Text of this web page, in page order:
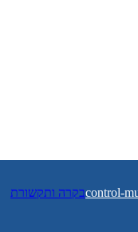
בקרה ותקשורת